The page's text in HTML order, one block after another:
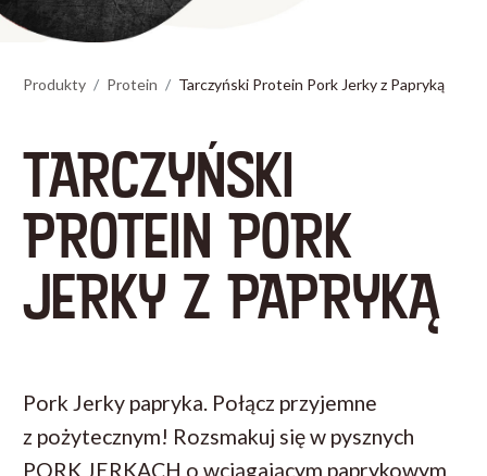
Produkty Protein Tarczyński Protein Pork Jerky z Papryką
TARCZYŃSKI
PROTEIN PORK
JERKY Z PAPRYKĄ
Pork Jerky papryka. Połącz przyjemne
z pożytecznym! Rozsmakuj się w pysznych
PORK JERKACH o wciągającym paprykowym